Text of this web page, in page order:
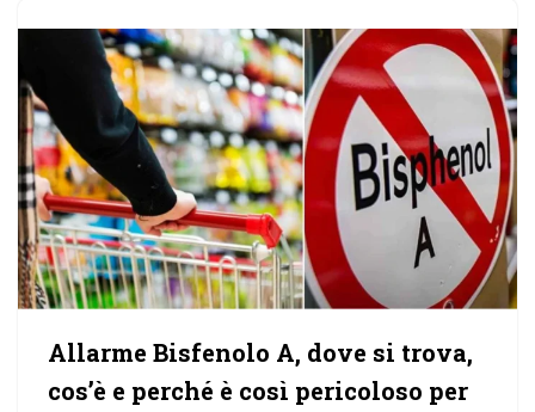
Allarme Bisfenolo A, dove si trova,
cos’è e perché è così pericoloso per